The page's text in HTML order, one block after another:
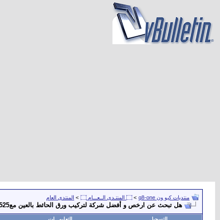
منتديات كيو ون q8-one >۝ المنتـدى الــعـــام ۝ > المنتدى العام
هل تبحث عن ارخص و أفضل شركة لتركيب ورق الحائط بالعين مع0547735525 هاند ميد